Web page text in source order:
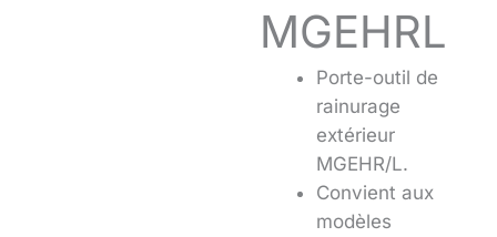
MGEHRL
Porte-outil de
rainurage
extérieur
MGEHR/L.
Convient aux
modèles